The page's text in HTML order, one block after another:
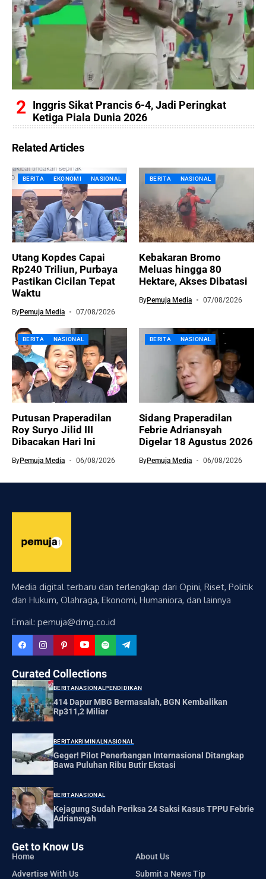
Inggris Sikat Prancis 6-4, Jadi Peringkat
Ketiga Piala Dunia 2026
Related Articles
BERITA EKONOMI NASIONAL
Utang Kopdes Capai
Rp240 Triliun, Purbaya
Pastikan Cicilan Tepat
Waktu
ByPemuja Media 07/08/2026
BERITA NASIONAL
Kebakaran Bromo
Meluas hingga 80
Hektare, Akses Dibatasi
ByPemuja Media 07/08/2026
BERITA NASIONAL
Putusan Praperadilan
Roy Suryo Jilid III
Dibacakan Hari Ini
ByPemuja Media 06/08/2026
BERITA NASIONAL
Sidang Praperadilan
Febrie Adriansyah
Digelar 18 Agustus 2026
ByPemuja Media 06/08/2026
Media digital terbaru dan terlengkap dari Opini, Riset, Politik
dan Hukum, Olahraga, Ekonomi, Humaniora, dan lainnya
Email: pemuja@dmg.co.id
Curated Collections
BERITANASIONALPENDIDIKAN
414 Dapur MBG Bermasalah, BGN Kembalikan
Rp311,2 Miliar
BERITAKRIMINALNASIONAL
Geger! Pilot Penerbangan Internasional Ditangkap
Bawa Puluhan Ribu Butir Ekstasi
BERITANASIONAL
Kejagung Sudah Periksa 24 Saksi Kasus TPPU Febrie
Adriansyah
Get to Know Us
Home
About Us
Advertise With Us
Submit a News Tip